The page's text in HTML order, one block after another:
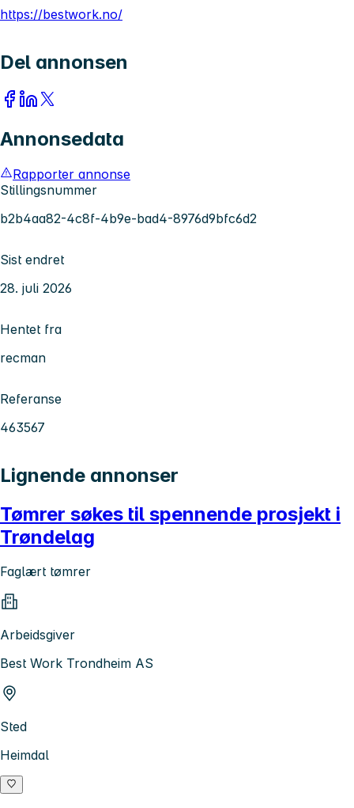
https://bestwork.no/
Del annonsen
Annonsedata
Rapporter annonse
Stillingsnummer
b2b4aa82-4c8f-4b9e-bad4-8976d9bfc6d2
Sist endret
28. juli 2026
Hentet fra
recman
Referanse
463567
Lignende annonser
Tømrer søkes til spennende prosjekt i
Trøndelag
Faglært tømrer
Arbeidsgiver
Best Work Trondheim AS
Sted
Heimdal